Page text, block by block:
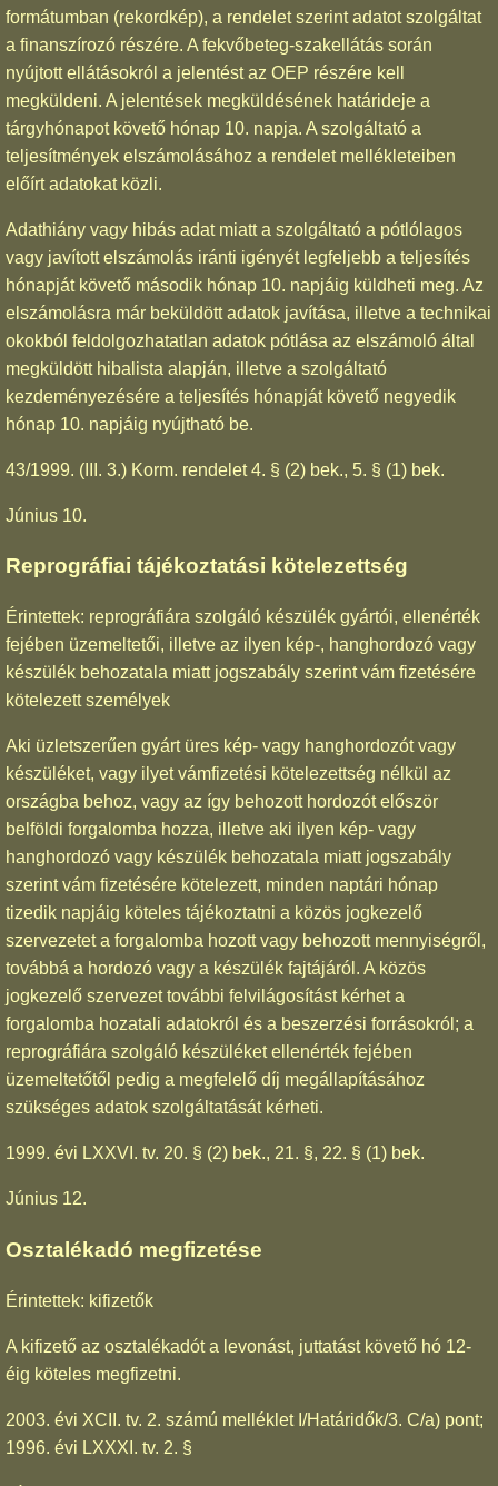
formátumban (rekordkép), a rendelet szerint adatot szolgáltat
a finanszírozó részére. A fekvőbeteg-szakellátás során
nyújtott ellátásokról a jelentést az OEP részére kell
megküldeni. A jelentések megküldésének határideje a
tárgyhónapot követő hónap 10. napja. A szolgáltató a
teljesítmények elszámolásához a rendelet mellékleteiben
előírt adatokat közli.
Adathiány vagy hibás adat miatt a szolgáltató a pótlólagos
vagy javított elszámolás iránti igényét legfeljebb a teljesítés
hónapját követő második hónap 10. napjáig küldheti meg. Az
elszámolásra már beküldött adatok javítása, illetve a technikai
okokból feldolgozhatatlan adatok pótlása az elszámoló által
megküldött hibalista alapján, illetve a szolgáltató
kezdeményezésére a teljesítés hónapját követő negyedik
hónap 10. napjáig nyújtható be.
43/1999. (III. 3.) Korm. rendelet 4. § (2) bek., 5. § (1) bek.
Június 10.
Reprográfiai tájékoztatási kötelezettség
Érintettek: reprográfiára szolgáló készülék gyártói, ellenérték
fejében üzemeltetői, illetve az ilyen kép-, hanghordozó vagy
készülék behozatala miatt jogszabály szerint vám fizetésére
kötelezett személyek
Aki üzletszerűen gyárt üres kép- vagy hanghordozót vagy
készüléket, vagy ilyet vámfizetési kötelezettség nélkül az
országba behoz, vagy az így behozott hordozót először
belföldi forgalomba hozza, illetve aki ilyen kép- vagy
hanghordozó vagy készülék behozatala miatt jogszabály
szerint vám fizetésére kötelezett, minden naptári hónap
tizedik napjáig köteles tájékoztatni a közös jogkezelő
szervezetet a forgalomba hozott vagy behozott mennyiségről,
továbbá a hordozó vagy a készülék fajtájáról. A közös
jogkezelő szervezet további felvilágosítást kérhet a
forgalomba hozatali adatokról és a beszerzési forrásokról; a
reprográfiára szolgáló készüléket ellenérték fejében
üzemeltetőtől pedig a megfelelő díj megállapításához
szükséges adatok szolgáltatását kérheti.
1999. évi LXXVI. tv. 20. § (2) bek., 21. §, 22. § (1) bek.
Június 12.
Osztalékadó megfizetése
Érintettek: kifizetők
A kifizető az osztalékadót a levonást, juttatást követő hó 12-
éig köteles megfizetni.
2003. évi XCII. tv. 2. számú melléklet I/Határidők/3. C/a) pont;
1996. évi LXXXI. tv. 2. §